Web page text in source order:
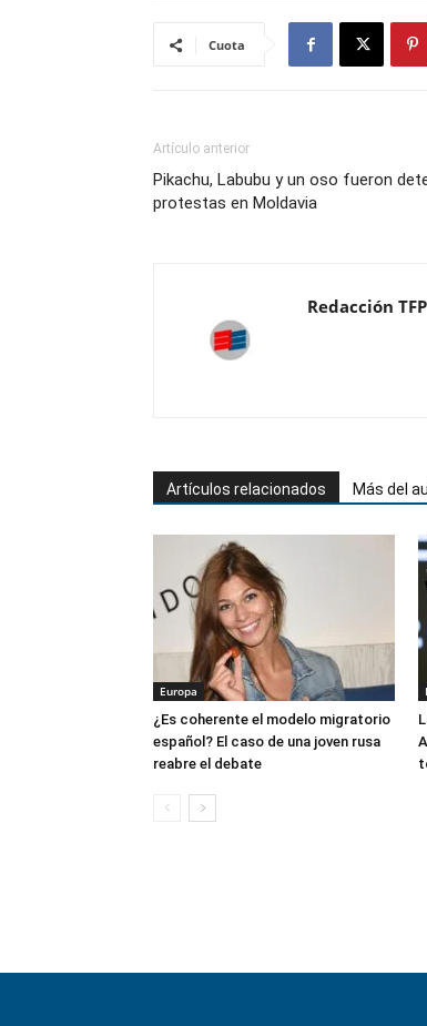
Cuota
Artículo anterior
Pikachu, Labubu y un oso fueron
protestas en Moldavia
Redacción TFP
Artículos relacionados Más del
Europa
¿Es coherente el modelo migratorio
español? El caso de una joven rusa
reabre el debate